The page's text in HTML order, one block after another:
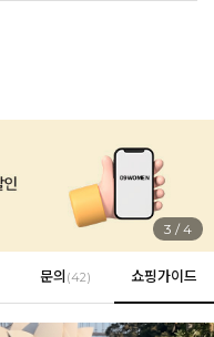
4 /4
문의 (42) 쇼핑가이드